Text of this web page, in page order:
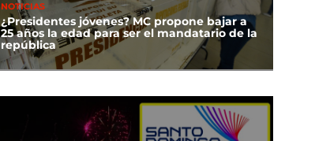
NOTICIAS
¿Presidentes jóvenes? MC propone bajar a
25 años la edad para ser el mandatario de la
república